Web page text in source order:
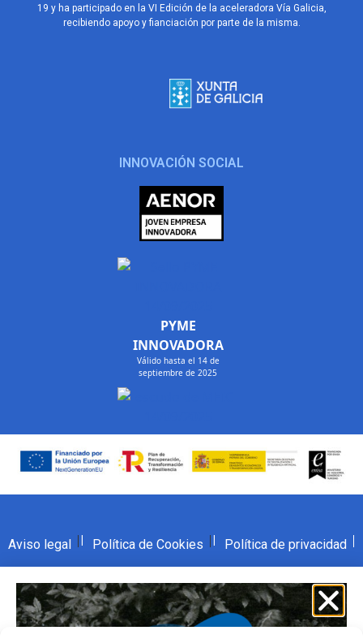
19 y ha participado en la VI Edición de la aceleradora Vía Galicia,
recibiendo apoyo y fianciación por parte de la misma.
INNOVACIÓN SOCIAL
PYME
INNOVADORA
Válido hasta el 14 de
septiembre de 2025
Aviso legal Política de Cookies Política de privacidad